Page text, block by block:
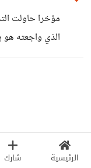
الرئيسية شارك
مؤخرا حاولت
الذي واجعته هو
ترجمة بعض
مصطلحات جديدة
و غير التقنية.